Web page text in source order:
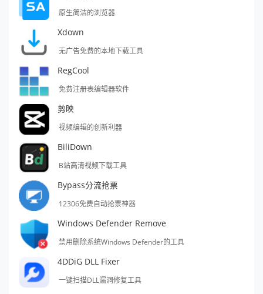
原生简洁的浏览器
Xdown
无广告免费的本地下载工具
RegCool
免费注册表编辑器软件
剪映
视频编辑的创新利器
BiliDown
B站高清视频下载工具
Bypass分流抢票
12306免费自动抢票神器
Windows Defender Remove
禁用删除系统Windows Defender的工具
4DDiG DLL Fixer
一键扫描DLL漏洞修复工具